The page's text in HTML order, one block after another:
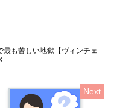
最も苦しい地獄【ヴィンチェ